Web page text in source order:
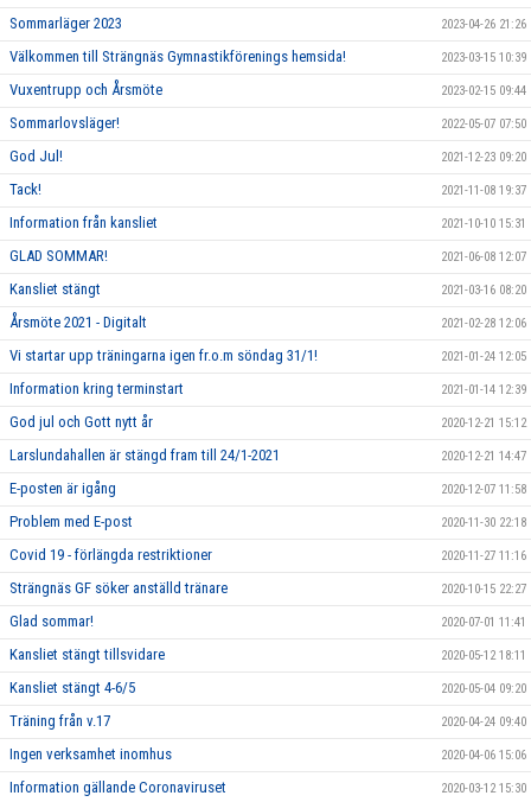
Sommarläger 2023 2023-04-26 21:26
Välkommen till Strängnäs Gymnastikförenings hemsida! 2023-03-15 10:39
Vuxentrupp och Årsmöte 2023-02-15 09:44
Sommarlovsläger! 2022-05-07 07:50
God Jul! 2021-12-23 09:20
Tack! 2021-11-08 19:37
Information från kansliet 2021-10-10 15:31
GLAD SOMMAR! 2021-06-08 12:07
Kansliet stängt 2021-03-16 08:20
Årsmöte 2021 - Digitalt 2021-02-28 12:06
Vi startar upp träningarna igen fr.o.m söndag 31/1! 2021-01-24 12:05
Information kring terminstart 2021-01-14 12:39
God jul och Gott nytt år 2020-12-21 15:12
Larslundahallen är stängd fram till 24/1-2021 2020-12-21 14:47
E-posten är igång 2020-12-07 11:58
Problem med E-post 2020-11-30 22:18
Covid 19 - förlängda restriktioner 2020-11-27 11:16
Strängnäs GF söker anställd tränare 2020-10-15 22:27
Glad sommar! 2020-07-01 11:41
Kansliet stängt tillsvidare 2020-05-12 18:11
Kansliet stängt 4-6/5 2020-05-04 09:20
Träning från v.17 2020-04-24 09:40
Ingen verksamhet inomhus 2020-04-06 15:06
Information gällande Coronaviruset 2020-03-12 15:30